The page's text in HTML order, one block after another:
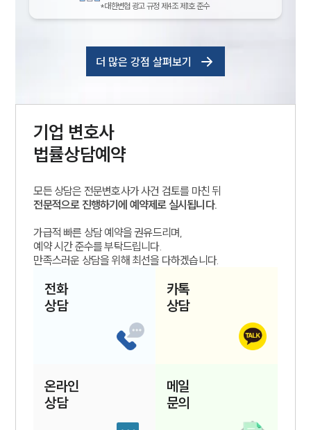
*대한변협 광고 규정 제4조 제1호 준수
더 많은 강점 살펴보기
기업 변호사
법률상담예약
모든 상담은 전문변호사가 사건 검토를 마친 뒤
전문적으로 진행하기에 예약제로 실시됩니다.
가급적 빠른 상담 예약을 권유드리며,
예약 시간 준수를 부탁드립니다.
만족스러운 상담을 위해 최선을 다하겠습니다.
전화
상담
카톡
상담
온라인
상담
메일
문의